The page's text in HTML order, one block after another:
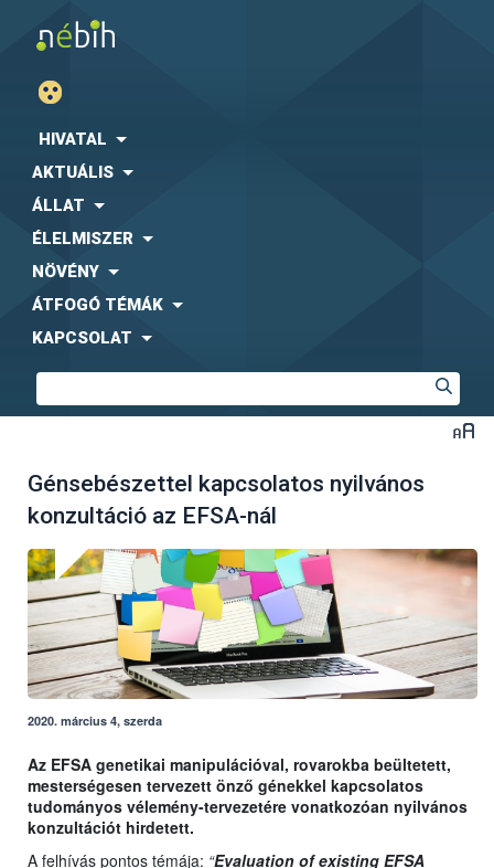
HIVATAL
AKTUÁLIS
ÁLLAT
ÉLELMISZER
NÖVÉNY
ÁTFOGÓ TÉMÁK
KAPCSOLAT
Génsebészettel kapcsolatos nyilvános
konzultáció az EFSA-nál
2020. március 4, szerda
Az EFSA genetikai manipulációval, rovarokba beültetett,
mesterségesen tervezett önző génekkel kapcsolatos
tudományos vélemény-tervezetére vonatkozóan nyilvános
konzultációt hirdetett.
A felhívás pontos témája: “Evaluation of existing EFSA